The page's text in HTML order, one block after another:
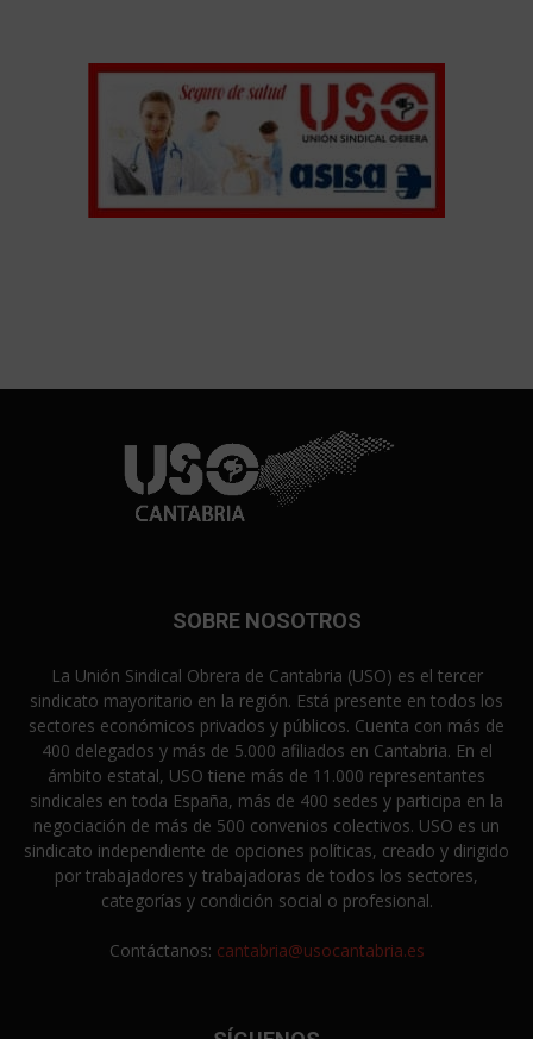
SOBRE NOSOTROS
La Unión Sindical Obrera de Cantabria (USO) es el tercer
sindicato mayoritario en la región. Está presente en todos los
sectores económicos privados y públicos. Cuenta con más de
400 delegados y más de 5.000 afiliados en Cantabria. En el
ámbito estatal, USO tiene más de 11.000 representantes
sindicales en toda España, más de 400 sedes y participa en la
negociación de más de 500 convenios colectivos. USO es un
sindicato independiente de opciones políticas, creado y dirigido
por trabajadores y trabajadoras de todos los sectores,
categorías y condición social o profesional.
Contáctanos: cantabria@usocantabria.es